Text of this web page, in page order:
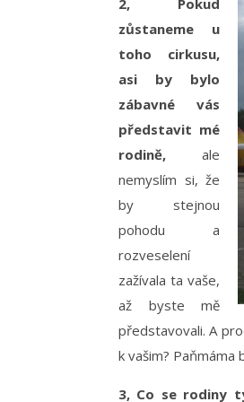
2, Pokud
zůstaneme u
toho cirkusu,
asi by bylo
zábavné vás
představit mé
rodině, ale
nemyslím si, že
by stejnou
pohodu a
rozveselení
zažívala ta vaše,
až byste mě
představovali. A
k vašim? Paňmáma
3, Co se rodiny